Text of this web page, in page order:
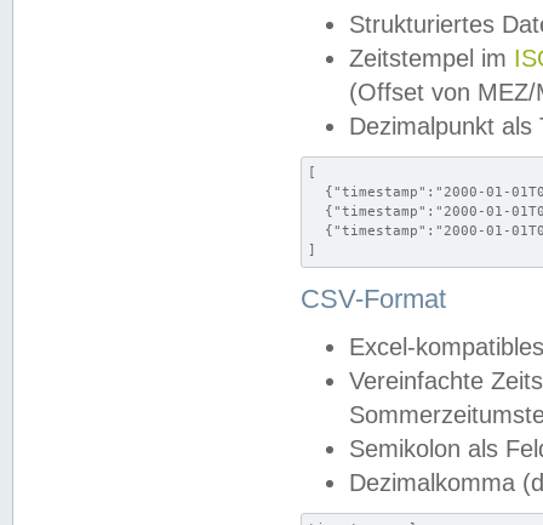
Strukturiertes
Zeitstempel im
(Offset von MEZ/
Dezimalpunkt als
[
{"timestamp":"2000-01-
{"timestamp":"2000-01-
{"timestamp":"2000-01-
]
CSV-Format
Excel-
Vereinfachte
Semikolon als
Dezimalkomma